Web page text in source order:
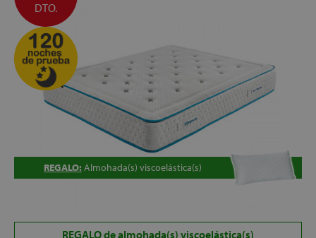
DTO.
REGALO: Almohada(s) viscoelástica(s)
REGALO de almohada(s) viscoelástica(s)